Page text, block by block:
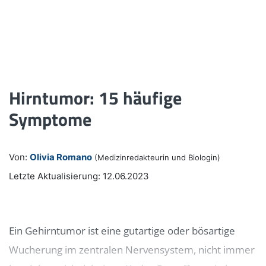
Hirntumor: 15 häufige
Symptome
Von: Olivia Romano (Medizinredakteurin und Biologin)
Letzte Aktualisierung: 12.06.2023
Ein Gehirntumor ist eine gutartige oder bösartige
Wucherung im zentralen Nervensystem, nicht immer